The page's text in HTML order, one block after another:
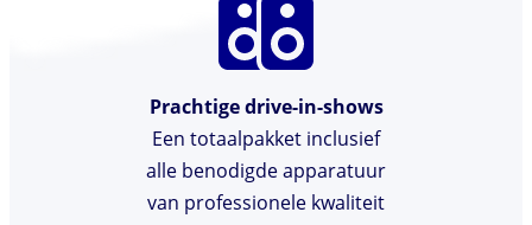
Prachtige drive-in-shows
Een totaalpakket inclusief
alle benodigde apparatuur
van professionele kwaliteit